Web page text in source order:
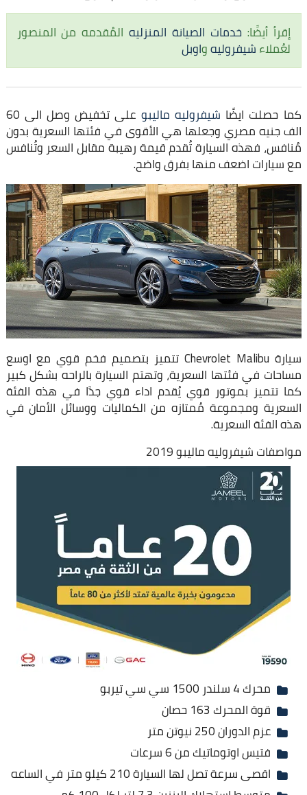
إقرأ أيضًا:خدمات الصيانة المنزليهالمُقدمه من المنصور
لعُملاءشيفروليهواوبل
كما حصلت ايضًا شيفروليه ماليبو على تخفيض وصل الى 60
الف جنيه مصري وجعلها هي الأقوى في فئتها السعرية بدون
مُنافس، فهذه السيارة تُقدم قيمة رهيبة مقابل السعر وتُنافس
مع سيارات اضعف منها بفرق واضح.
سيارة Chevrolet Malibu تتميز بتصميم فخم قوي مع اوسع
مساحات في فئتها السعرية، وتهتم السيارة بالراحه بشكل كبير
كما تتميز بموتور قوي يُقدم اداء قوي جدًا في هذه الفئة
السعرية ومجموعة مُمتازه من الكماليات ووسائل الأمان في
هذه الفئة السعرية.
مواصفات شيفروليه ماليبو 2019
محرك 4 سلندر 1500 سي سي تيربو
قوة المحرك 163 حصان
عزم الدوران 250 نيوتن متر
فتيس اوتوماتيك من 6 سرعات
اقصى سرعة تصل لها السيارة 210 كيلو متر في الساعه